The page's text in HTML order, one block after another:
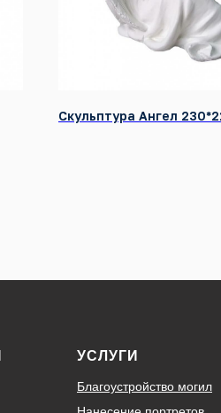
Скульптура Ангел
УСЛУГИ
Благоустройство могил